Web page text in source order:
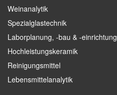
Weinanalytik
Spezialglastechnik
Laborplanung, -bau & -einrichtung
Hochleistungskeramik
Reinigungsmittel
Lebensmittelanalytik